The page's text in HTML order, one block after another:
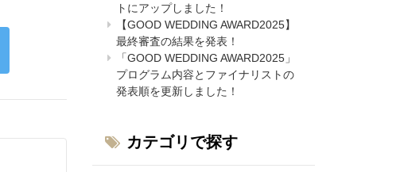
トにアップしました！
【GOOD WEDDING AWARD2025】
最終審査の結果を発表！
「GOOD WEDDING AWARD2025」
プログラム内容とファイナリストの
発表順を更新しました！
カテゴリで探す